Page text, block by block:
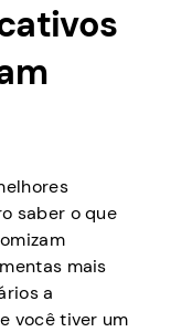
saber o que
mais
a
você tiver um